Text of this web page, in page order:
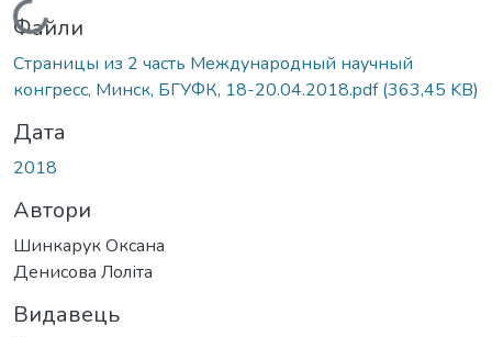
Вантажиться...
Файли
Страницы из 2 часть Международный научный
конгресс, Минск, БГУФК, 18-20.04.2018.pdf(363,45 KB)
Дата
2018
Автори
Шинкарук Оксана
Денисова Лоліта
Видавець